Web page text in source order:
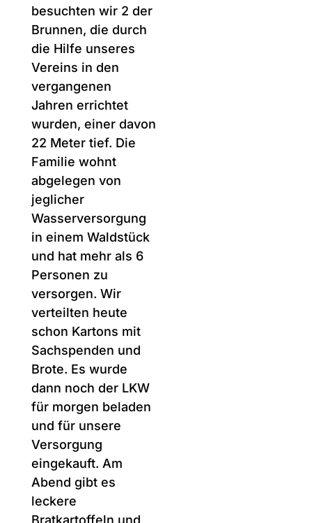
besuchten wir 2 der
Brunnen, die durch
die Hilfe unseres
Vereins in den
vergangenen
Jahren errichtet
wurden, einer davon
22 Meter tief. Die
Familie wohnt
abgelegen von
jeglicher
Wasserversorgung
in einem Waldstück
und hat mehr als 6
Personen zu
versorgen. Wir
verteilten heute
schon Kartons mit
Sachspenden und
Brote. Es wurde
dann noch der LKW
für morgen beladen
und für unsere
Versorgung
eingekauft. Am
Abend gibt es
leckere
Bratkartoffeln und